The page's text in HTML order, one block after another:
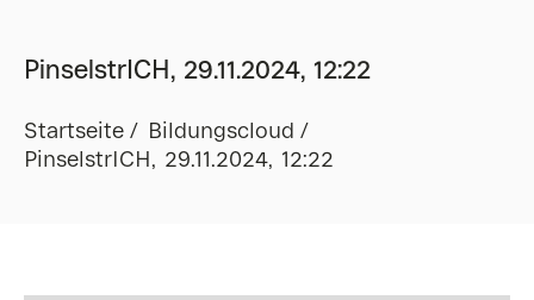
PinselstrICH, 29.11.2024, 12:22
Startseite
Bildungscloud
PinselstrICH, 29.11.2024, 12:22